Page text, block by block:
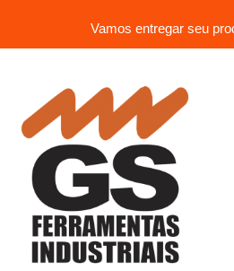
Vamos entregar seu